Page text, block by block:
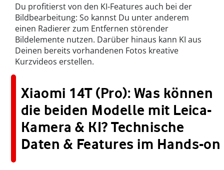
Du profitierst von den KI-Features auch bei der
Bildbearbeitung: So kannst Du unter anderem
einen Radierer zum Entfernen störender
Bildelemente nutzen. Darüber hinaus kann KI aus
Deinen bereits vorhandenen Fotos kreative
Kurzvideos erstellen.
Xiaomi 14T (Pro): Was können
die beiden Modelle mit Leica-
Kamera & KI? Technische
Daten & Features im Hands-on